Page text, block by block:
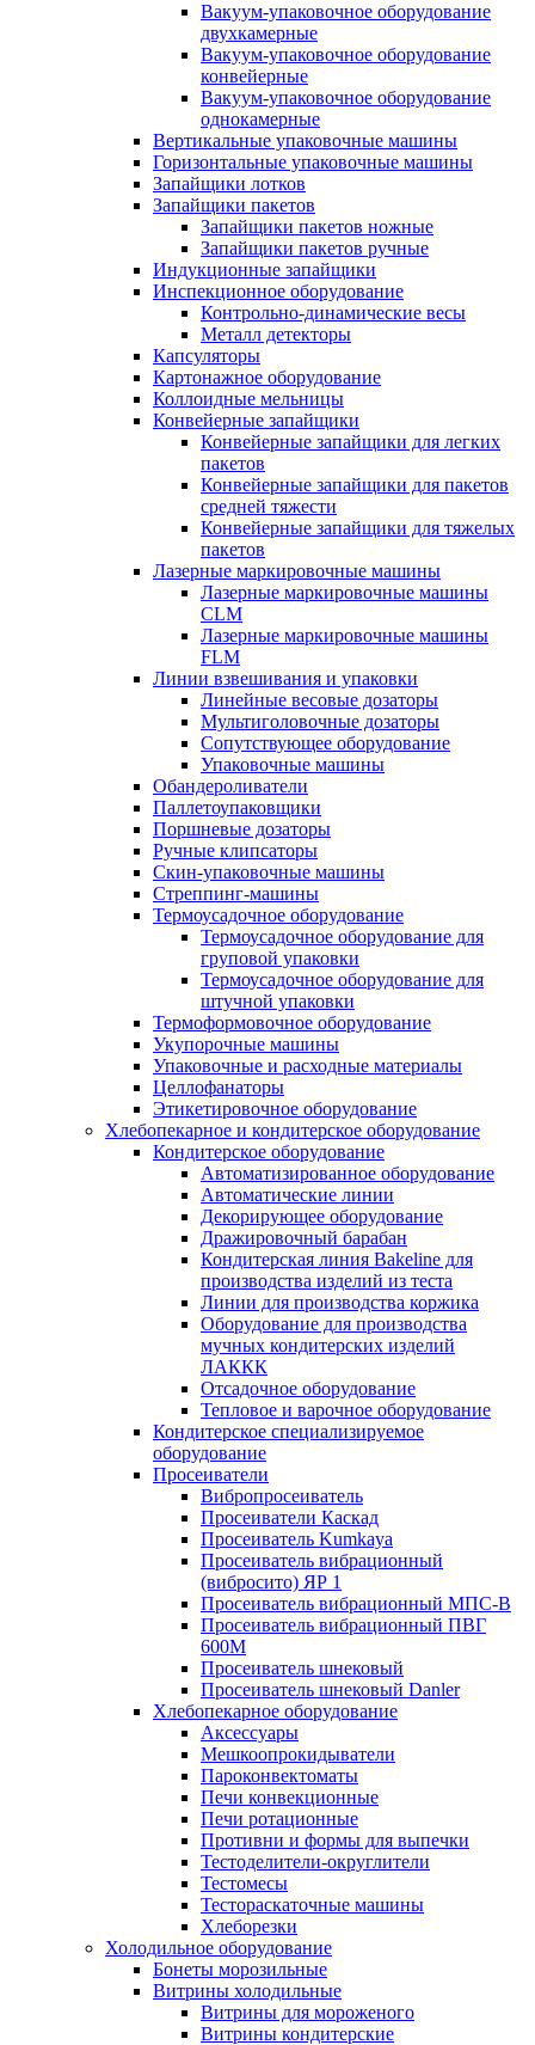
Вакуум-упаковочное оборудование
двухкамерные
Вакуум-упаковочное оборудование
конвейерные
Вакуум-упаковочное оборудование
однокамерные
Вертикальные упаковочные машины
Горизонтальные упаковочные машины
Запайщики лотков
Запайщики пакетов
Запайщики пакетов ножные
Запайщики пакетов ручные
Индукционные запайщики
Инспекционное оборудование
Контрольно-динамические весы
Металл детекторы
Капсуляторы
Картонажное оборудование
Коллоидные мельницы
Конвейерные запайщики
Конвейерные запайщики для легких
пакетов
Конвейерные запайщики для пакетов
средней тяжести
Конвейерные запайщики для тяжелых
пакетов
Лазерные маркировочные машины
Лазерные маркировочные машины
CLM
Лазерные маркировочные машины
FLM
Линии взвешивания и упаковки
Линейные весовые дозаторы
Мультиголовочные дозаторы
Сопутствующее оборудование
Упаковочные машины
Обандероливатели
Паллетоупаковщики
Поршневые дозаторы
Ручные клипсаторы
Скин-упаковочные машины
Стреппинг-машины
Термоусадочное оборудование
Термоусадочное оборудование для
груповой упаковки
Термоусадочное оборудование для
штучной упаковки
Термоформовочное оборудование
Укупорочные машины
Упаковочные и расходные материалы
Целлофанаторы
Этикетировочное оборудование
Хлебопекарное и кондитерское оборудование
Кондитерское оборудование
Автоматизированное оборудование
Автоматические линии
Декорирующее оборудование
Дражировочный барабан
Кондитерская линия Bakeline для
производства изделий из теста
Линии для производства коржика
Оборудование для производства
мучных кондитерских изделий
ЛАККК
Отсадочное оборудование
Тепловое и варочное оборудование
Кондитерское специализируемое
оборудование
Просеиватели
Вибропросеиватель
Просеиватели Каскад
Просеиватель Kumkaya
Просеиватель вибрационный
(вибросито) ЯР 1
Просеиватель вибрационный МПС-В
Просеиватель вибрационный ПВГ
600М
Просеиватель шнековый
Просеиватель шнековый Danler
Хлебопекарное оборудование
Аксессуары
Мешкоопрокидыватели
Пароконвектоматы
Печи конвекционные
Печи ротационные
Противни и формы для выпечки
Тестоделители-округлители
Тестомесы
Тестораскаточные машины
Хлеборезки
Холодильное оборудование
Бонеты морозильные
Витрины холодильные
Витрины для мороженого
Витрины кондитерские